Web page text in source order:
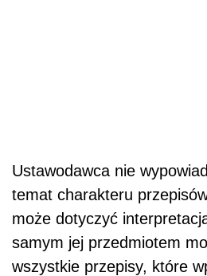
Ustawodawca nie
temat charakteru
może dotyczyć
samym jej przedmiotem
wszystkie przepisy, które